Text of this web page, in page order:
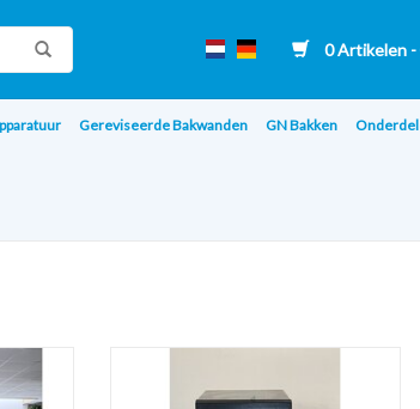
0 Artikelen -
Gereviseerde Bakwanden GN Bakken
CMBI-
TOEVOEGEN AAN WINKELWAGEN